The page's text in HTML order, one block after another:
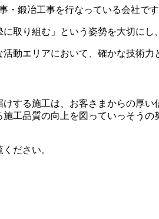
鍛冶工事を行なっている会社です
取り組む」という姿勢を大切にし
動エリアにおいて、確かな技術
する施工は、お客さまからの厚い
工品質の向上を図っていっそうの
ださい。